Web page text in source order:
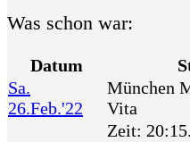
Was schon war:
Datum
Sa.
26.Feb.'22
München
Vita
Zeit: 20:15.